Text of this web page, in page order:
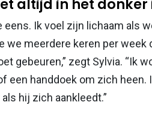
altijd in het donker
eens. Ik voel zijn lichaam als
we meerdere keren per week
gebeuren,” zegt Sylvia. “Ik
een handdoek om zich heen.
hij zich aankleedt.”